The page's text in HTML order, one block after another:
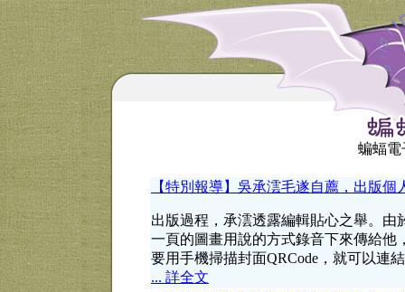
蝙蝠電
【特別報導】吳承澐毛遂自薦，出版個
出版過程，承澐透露編輯貼心之舉。由
一頁的圖畫用說的方式錄音下來傳給
要用手機掃描封面QRCode，就可以連
... 詳全文